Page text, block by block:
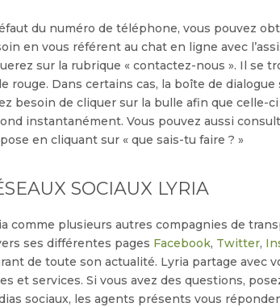
du numéro de téléphone, vous pouvez
en vous référent au chat en ligne avec
sur la rubrique « contactez-nous ». Il se
rouge. Dans certains cas, la boîte de dialogue
besoin de cliquer sur la bulle afin que celle-
instantanément. Vous pouvez aussi
en cliquant sur « que sais-tu faire ? »
SOCIAUX LYRIA
comme plusieurs autres compagnies de
ses différentes pages Facebook, Twitter,
de toute son actualité. Lyria partage avec
et services. Si vous avez des questions,
sociaux, les agents présents vous